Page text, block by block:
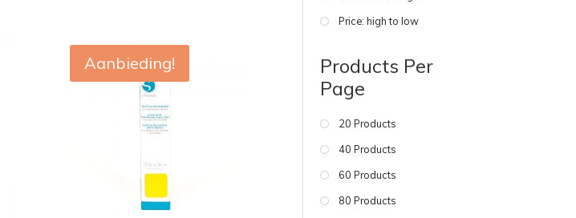
Aanbieding!
Price: high to low
Products Per
Page
20 Products
40 Products
60 Products
80 Products